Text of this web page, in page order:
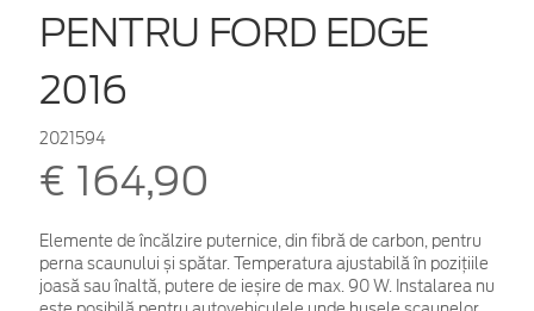
PENTRU FORD EDGE
2016
2021594
€ 164,90
Elemente de încălzire puternice, din fibră de carbon, pentru
perna scaunului și spătar. Temperatura ajustabilă în pozițiile
joasă sau înaltă, putere de ieșire de max. 90 W. Instalarea nu